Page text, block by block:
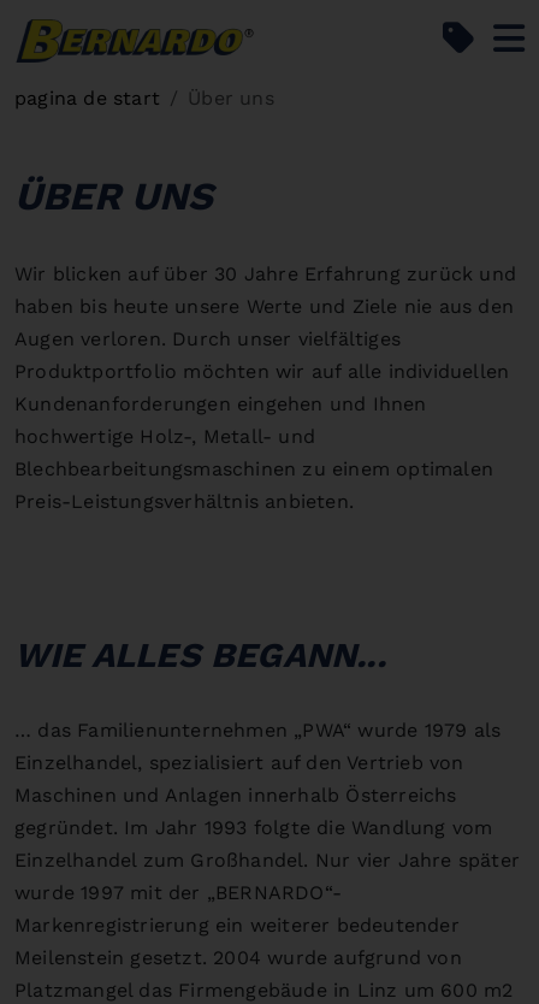
pagina de start Über uns
ÜBER UNS
Wir blicken auf über 30 Jahre Erfahrung zurück und
haben bis heute unsere Werte und Ziele nie aus den
Augen verloren. Durch unser vielfältiges
Produktportfolio möchten wir auf alle individuellen
Kundenanforderungen eingehen und Ihnen
hochwertige Holz-, Metall- und
Blechbearbeitungsmaschinen zu einem optimalen
Preis-Leistungsverhältnis anbieten.
WIE ALLES BEGANN...
… das Familienunternehmen „PWA“ wurde 1979 als
Einzelhandel, spezialisiert auf den Vertrieb von
Maschinen und Anlagen innerhalb Österreichs
gegründet. Im Jahr 1993 folgte die Wandlung vom
Einzelhandel zum Großhandel. Nur vier Jahre später
wurde 1997 mit der „BERNARDO“-
Markenregistrierung ein weiterer bedeutender
Meilenstein gesetzt. 2004 wurde aufgrund von
Platzmangel das Firmengebäude in Linz um 600 m2